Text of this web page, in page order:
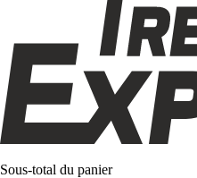
Sous-total du panier